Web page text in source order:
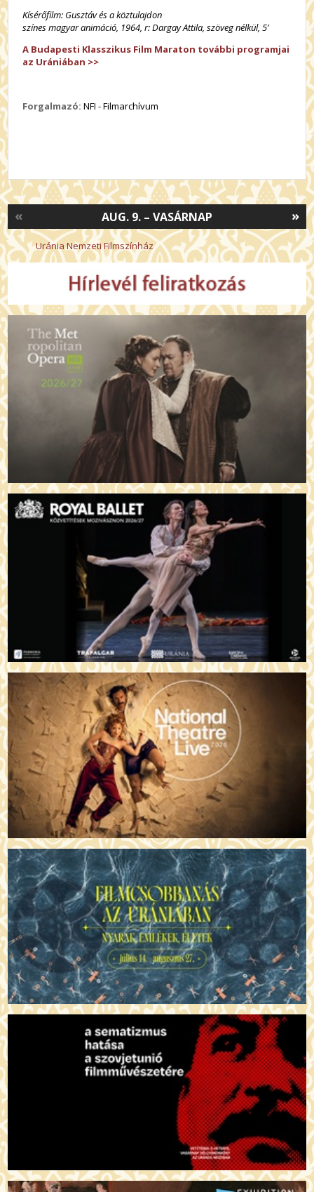
Kísérőfilm: Gusztáv és a köztulajdon
színes magyar animáció, 1964, r: Dargay Attila, szöveg nélkül, 5’
A Budapesti Klasszikus Film Maraton további programjai
az Urániában >>
Forgalmazó: NFI - Filmarchívum
»
AUG. 9. – VASÁRNAP
«
Uránia Nemzeti Filmszínház